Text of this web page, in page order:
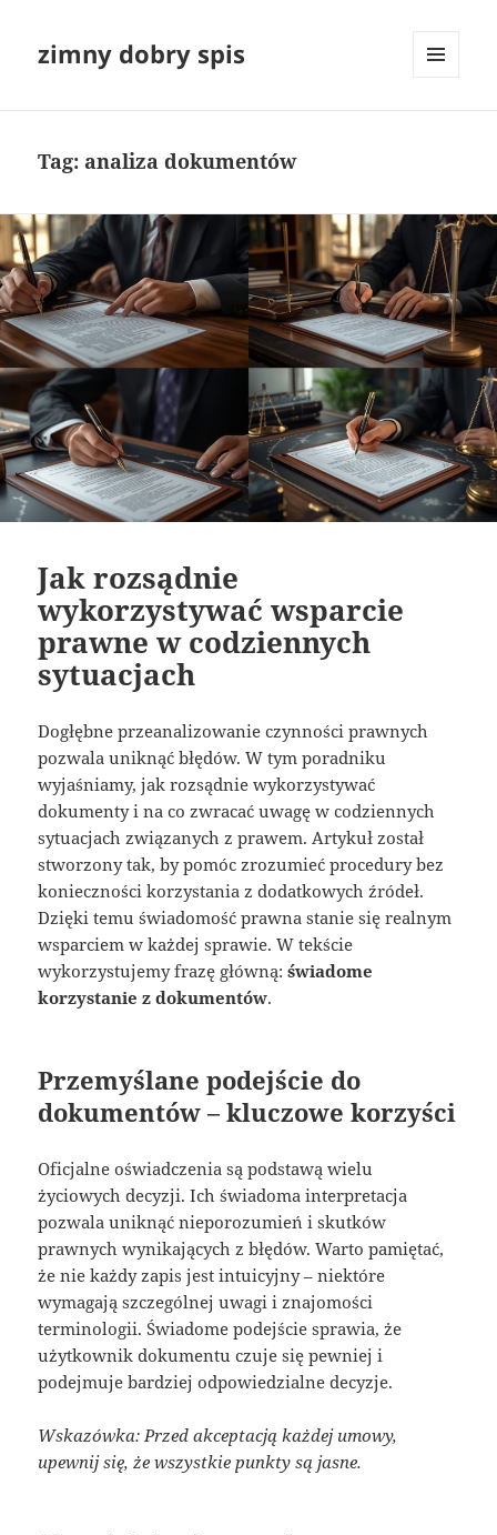
zimny dobry spis
Tag: analiza dokumentów
Jak rozsądnie
wykorzystywać wsparcie
prawne w codziennych
sytuacjach
Dogłębne przeanalizowanie czynności prawnych
pozwala uniknąć błędów. W tym poradniku
wyjaśniamy, jak rozsądnie wykorzystywać
dokumenty i na co zwracać uwagę w codziennych
sytuacjach związanych z prawem. Artykuł został
stworzony tak, by pomóc zrozumieć procedury bez
konieczności korzystania z dodatkowych źródeł.
Dzięki temu świadomość prawna stanie się realnym
wsparciem w każdej sprawie. W tekście
wykorzystujemy frazę główną:świadome
korzystanie z dokumentów.
Przemyślane podejście do
dokumentów – kluczowe korzyści
Oficjalne oświadczenia są podstawą wielu
życiowych decyzji. Ich świadoma interpretacja
pozwala uniknąć nieporozumień i skutków
prawnych wynikających z błędów. Warto pamiętać,
że nie każdy zapis jest intuicyjny – niektóre
wymagają szczególnej uwagi i znajomości
terminologii. Świadome podejście sprawia, że
użytkownik dokumentu czuje się pewniej i
podejmuje bardziej odpowiedzialne decyzje.
Wskazówka: Przed akceptacją każdej umowy,
upewnij się, że wszystkie punkty są jasne.